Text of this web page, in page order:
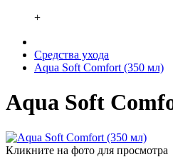
+
Средства ухода
Aqua Soft Comfort (350 мл)
Aqua Soft
Кликните на фото для просмотра